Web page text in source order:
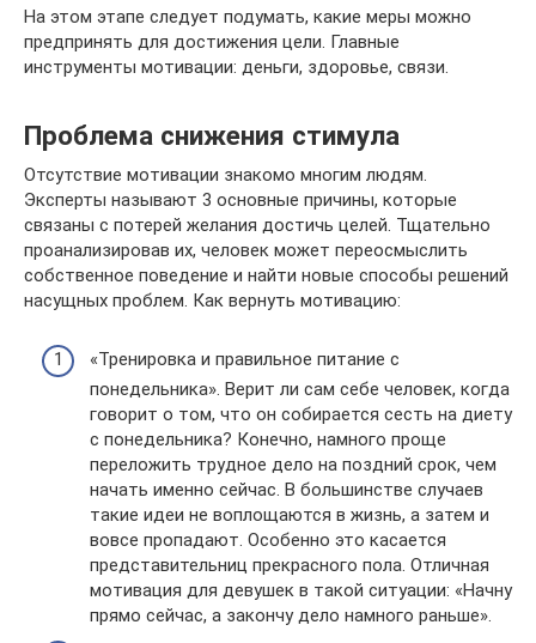
На этом этапе следует подумать, какие меры можно
предпринять для достижения цели. Главные
инструменты мотивации: деньги, здоровье, связи.
Проблема снижения стимула
Отсутствие мотивации знакомо многим людям.
Эксперты называют 3 основные причины, которые
связаны с потерей желания достичь целей. Тщательно
проанализировав их, человек может переосмыслить
собственное поведение и найти новые способы решений
насущных проблем. Как вернуть мотивацию:
«Тренировка и правильное питание с
понедельника». Верит ли сам себе человек, когда
говорит о том, что он собирается сесть на диету
с понедельника? Конечно, намного проще
переложить трудное дело на поздний срок, чем
начать именно сейчас. В большинстве случаев
такие идеи не воплощаются в жизнь, а затем и
вовсе пропадают. Особенно это касается
представительниц прекрасного пола. Отличная
мотивация для девушек в такой ситуации: «Начну
прямо сейчас, а закончу дело намного раньше».